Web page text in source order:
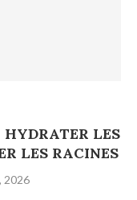
LES
LES RACINES
2026